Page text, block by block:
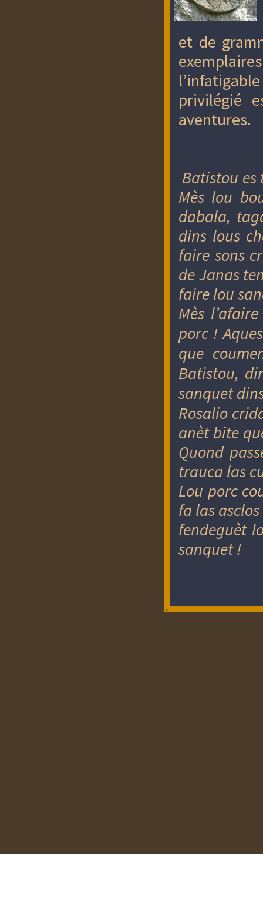
et de
privilégié
aventures.
Batistou es
Mès lou
dabala,
dins lous
faire sons
de Janas
faire lou
Mès
porc !
que
Batistou,
sanquet
Rosalio
anèt bite
Quond
trauca las
Lou porc
fa las
fendeguèt
sanquet !